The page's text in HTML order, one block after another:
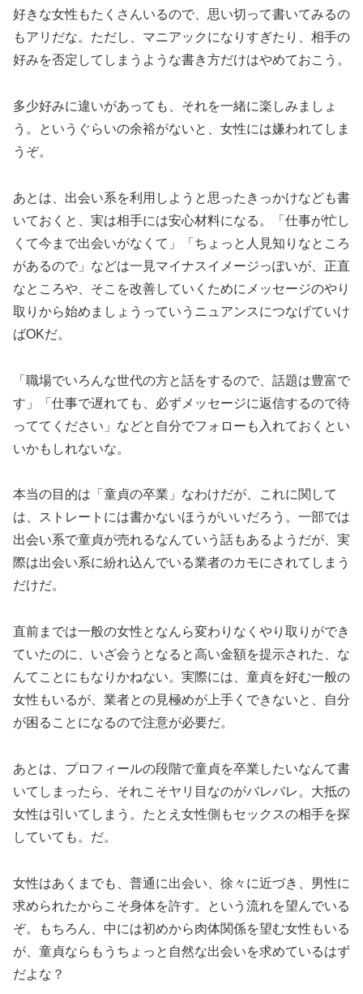
好きな女性もたくさんいるので、思い切って書いてみるの
もアリだな。ただし、マニアックになりすぎたり、相手の
好みを否定してしまうような書き方だけはやめておこう。
多少好みに違いがあっても、それを一緒に楽しみましょ
う。というぐらいの余裕がないと、女性には嫌われてしま
うぞ。
あとは、出会い系を利用しようと思ったきっかけなども書
いておくと、実は相手には安心材料になる。「仕事が忙し
くて今まで出会いがなくて」「ちょっと人見知りなところ
があるので」などは一見マイナスイメージっぽいが、正直
なところや、そこを改善していくためにメッセージのやり
取りから始めましょうっていうニュアンスにつなげていけ
ばOKだ。
「職場でいろんな世代の方と話をするので、話題は豊富で
す」「仕事で遅れても、必ずメッセージに返信するので待
っててください」などと自分でフォローも入れておくとい
いかもしれないな。
本当の目的は「童貞の卒業」なわけだが、これに関して
は、ストレートには書かないほうがいいだろう。一部では
出会い系で童貞が売れるなんていう話もあるようだが、実
際は出会い系に紛れ込んでいる業者のカモにされてしまう
だけだ。
直前までは一般の女性となんら変わりなくやり取りができ
ていたのに、いざ会うとなると高い金額を提示された、な
んてことにもなりかねない。実際には、童貞を好む一般の
女性もいるが、業者との見極めが上手くできないと、自分
が困ることになるので注意が必要だ。
あとは、プロフィールの段階で童貞を卒業したいなんて書
いてしまったら、それこそヤリ目なのがバレバレ。大抵の
女性は引いてしまう。たとえ女性側もセックスの相手を探
していても。だ。
女性はあくまでも、普通に出会い、徐々に近づき、男性に
求められたからこそ身体を許す。という流れを望んでいる
ぞ。もちろん、中には初めから肉体関係を望む女性もいる
が、童貞ならもうちょっと自然な出会いを求めているはず
だよな？